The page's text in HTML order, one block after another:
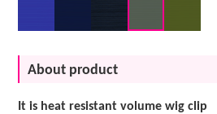
About product
It is heat resistant volume wig clip